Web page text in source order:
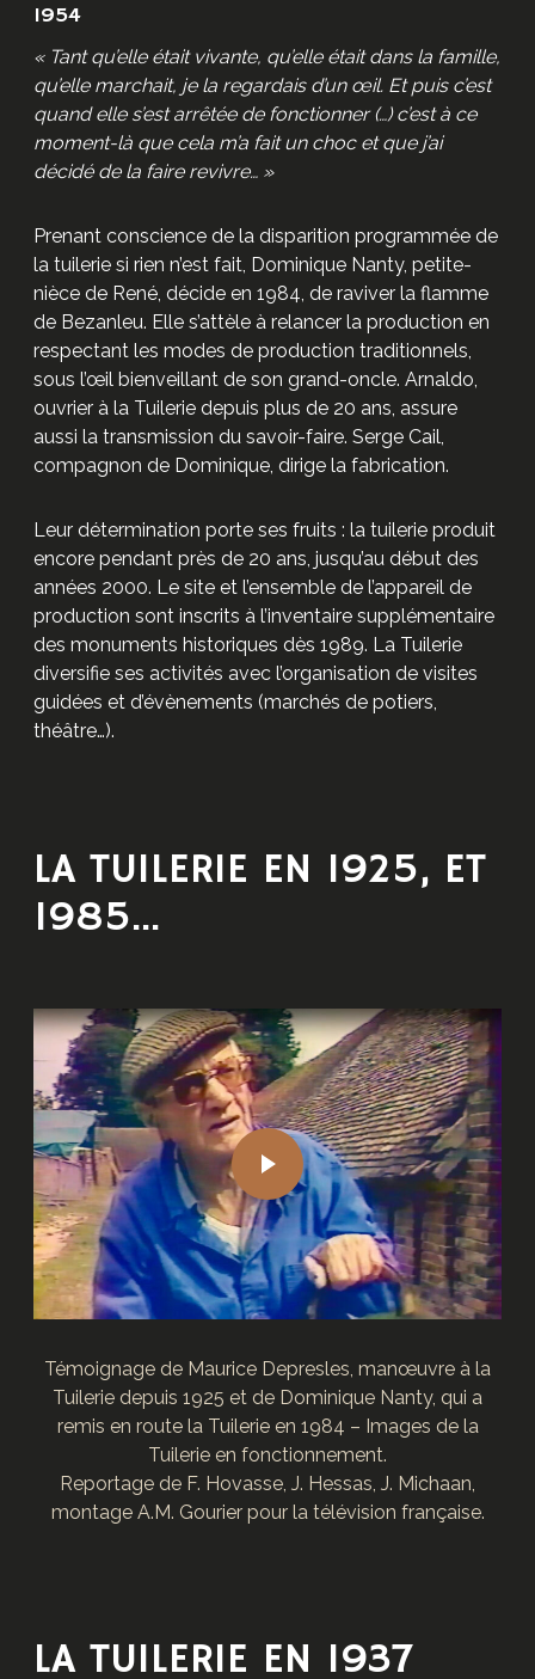
1954
« Tant qu’elle était vivante, qu’elle était dans la famille,
qu’elle marchait, je la regardais d’un œil. Et puis c’est
quand elle s’est arrêtée de fonctionner (…) c’est à ce
moment-là que cela m’a fait un choc et que j’ai
décidé de la faire revivre… »
Prenant conscience de la disparition programmée de
la tuilerie si rien n’est fait, Dominique Nanty, petite-
nièce de René, décide en 1984, de raviver la flamme
de Bezanleu. Elle s’attèle à relancer la production en
respectant les modes de production traditionnels,
sous l’œil bienveillant de son grand-oncle. Arnaldo,
ouvrier à la Tuilerie depuis plus de 20 ans, assure
aussi la transmission du savoir-faire. Serge Cail,
compagnon de Dominique, dirige la fabrication.
Leur détermination porte ses fruits : la tuilerie produit
encore pendant près de 20 ans, jusqu’au début des
années 2000. Le site et l’ensemble de l’appareil de
production sont inscrits à l’inventaire supplémentaire
des monuments historiques dès 1989. La Tuilerie
diversifie ses activités avec l’organisation de visites
guidées et d’évènements (marchés de potiers,
théâtre…).
LA TUILERIE EN 1925, ET
1985...
M
o
r
e
Témoignage de Maurice Depresles, manœuvre à la
Tuilerie depuis 1925 et de Dominique Nanty, qui a
remis en route la Tuilerie en 1984 – Images de la
Tuilerie en fonctionnement.
Reportage de F. Hovasse, J. Hessas, J. Michaan,
montage A.M. Gourier pour la télévision française.
LA TUILERIE EN 1937